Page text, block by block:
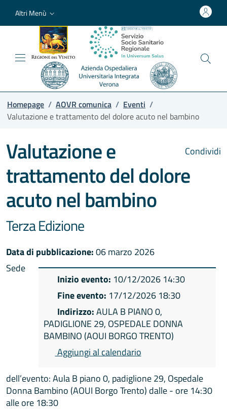
Altri Menù
Homepage / AOVR comunica / Eventi /
Valutazione e trattamento del dolore acuto nel bambino
Condividi
Valutazione e
trattamento del dolore
acuto nel bambino
Terza Edizione
Data di pubblicazione:06 marzo 2026
Inizio evento: 10/12/2026 14:30
Fine evento: 17/12/2026 18:30
Indirizzo:AULA B PIANO 0,
PADIGLIONE 29, OSPEDALE DONNA
BAMBINO (AOUI BORGO TRENTO)
Aggiungi al calendario
Sede
dell’evento: Aula B piano 0, padiglione 29, Ospedale
Donna Bambino (AOUI Borgo Trento) dalle - ore 14:30
alle ore 18:30